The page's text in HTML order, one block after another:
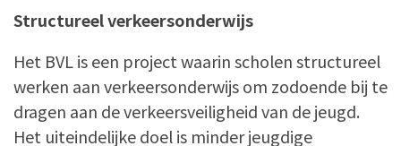
Structureel verkeersonderwijs
Het BVL is een project waarin scholen structureel
werken aan verkeersonderwijs om zodoende bij te
dragen aan de verkeersveiligheid van de jeugd.
Het uiteindelijke doel is minder jeugdige